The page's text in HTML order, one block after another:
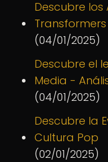
Descubre
Transformers
(04/01/2025)
Descubre el
Media -
(04/01/2025)
Descubre la
Cultura Pop
(02/01/2025)